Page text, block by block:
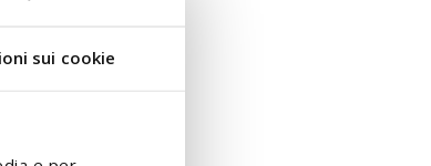
sui cookie